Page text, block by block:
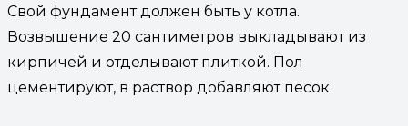
Свой фундамент должен быть у котла.
Возвышение 20 сантиметров выкладывают из
кирпичей и отделывают плиткой. Пол
цементируют, в раствор добавляют песок.